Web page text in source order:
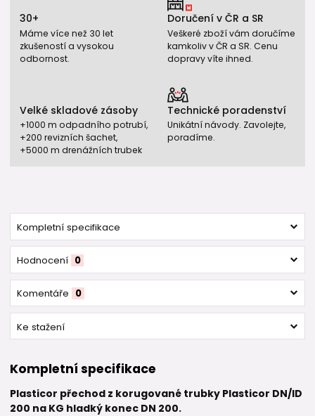
30+
Máme více než 30 let
zkušeností a vysokou
odbornost.
Doručení v ČR a SR
Veškeré zboží vám doručíme
kamkoliv v ČR a SR. Cenu
dopravy víte ihned.
Velké skladové zásoby
+1000 m odpadního potrubí,
+200 revizních šachet,
+5000 m drenážních trubek
Technické poradenství
Unikátní návody. Zavolejte,
poradíme.
Kompletní specifikace
Hodnocení 0
Komentáře 0
Ke stažení
Kompletní specifikace
Plasticor přechod z korugované trubky Plasticor DN/ID
200 na KG hladký konec DN 200.